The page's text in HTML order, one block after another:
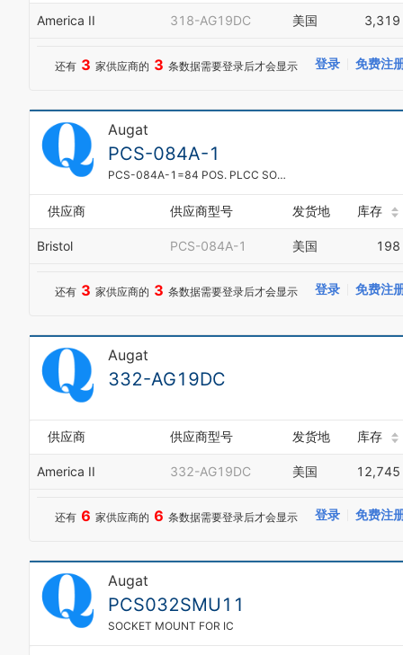
America II 318-AG19DC 美国 3,319
还有 3 家供应商的 3 条数据需要登录后才会显示 登录 免费注
Augat
PCS-084A-1
PCS-084A-1=84 POS. PLCC SOCKET
供应商 供应商型号 发货地 库存
Bristol PCS-084A-1 美国 198
还有 3 家供应商的 3 条数据需要登录后才会显示 登录 免费注
Augat
332-AG19DC
供应商 供应商型号 发货地 库存
America II 332-AG19DC 美国 12,745
还有 6 家供应商的 6 条数据需要登录后才会显示 登录 免费注
Augat
PCS032SMU11
SOCKET MOUNT FOR IC